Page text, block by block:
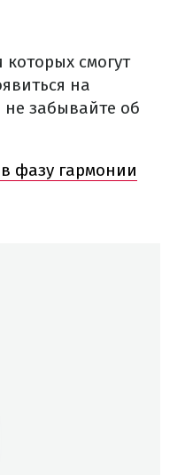
смогут
на
не забывайте об
фазу гармонии